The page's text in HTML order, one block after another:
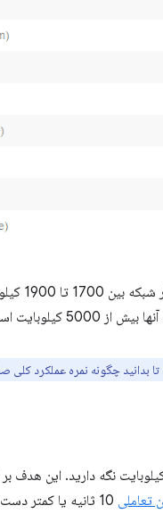
،
گذاری می کند.
تا بدانید چگونه نمره عملکرد
کنید اندازه کل بایت خود را زیر 1600
تعاملی